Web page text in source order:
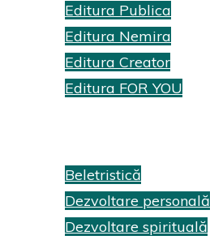
Editura Publica
Editura Nemira
Editura Creator
Editura FOR YOU
Beletristică
Dezvoltare personală
Dezvoltare spirituală